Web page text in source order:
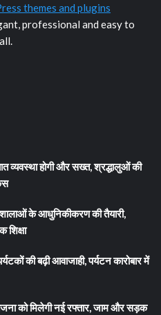
themes and plugins
professional and easy to
व्यवस्था होगी और सख्त, श्रद्धालुओं की
के आधुनिकीकरण की तैयारी,
शिक्षा
की बढ़ी आवाजाही, पर्यटन कारोबार में
को मिलेगी नई रफ्तार, जाम और सड़क